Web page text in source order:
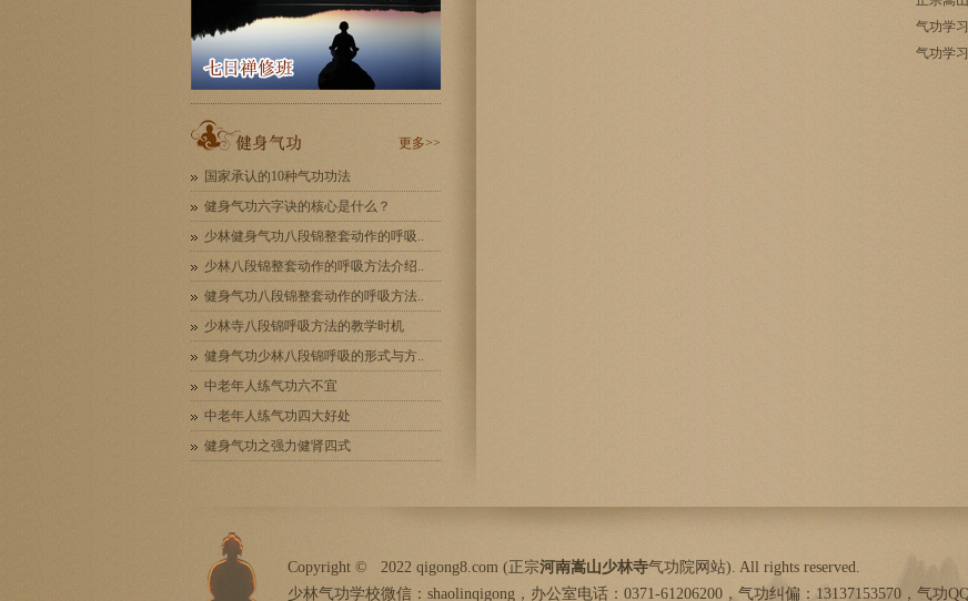
更多>>
国家承认的10种气功功法
健身气功六字诀的核心是什么？
少林健身气功八段锦整套动作的呼吸..
少林八段锦整套动作的呼吸方法介绍..
健身气功八段锦整套动作的呼吸方法..
少林寺八段锦呼吸方法的教学时机
健身气功少林八段锦呼吸的形式与方..
中老年人练气功六不宜
中老年人练气功四大好处
健身气功之强力健肾四式
气功学
气功学
Copyright © 2022 qigong8.com ( 正宗河南嵩山少林寺气功院网站). All rights reserved.
少林气功学校微信：shaolinqigong，办公室电话：0371-61206200，气功纠偏：13137153570，气功QQ